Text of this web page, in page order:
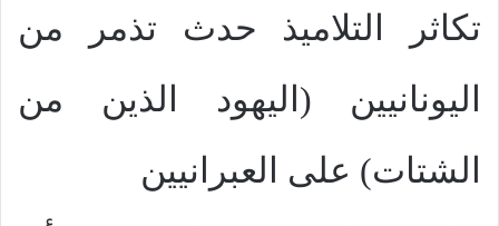
تكاثر التلاميذ حدث تذمر من
اليونانيين (اليهود الذين من
الشتات) على العبرانيين